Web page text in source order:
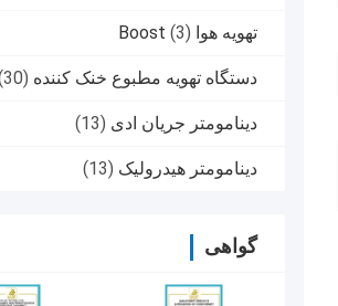
تهویه هوا Boost (3)
دستگاه تهویه مطبوع خنک کننده (30)
دینامومتر جریان ادی (13)
دینامومتر هیدرولیک (13)
گواهی